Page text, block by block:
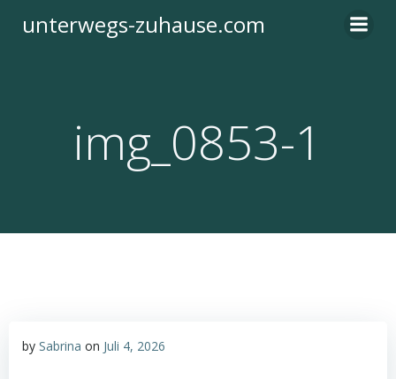
Inhalt
unterwegs-zuhause.com
img_0853-1
by Sabrina on Juli 4, 2026